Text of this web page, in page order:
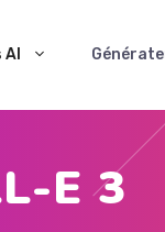
E 3